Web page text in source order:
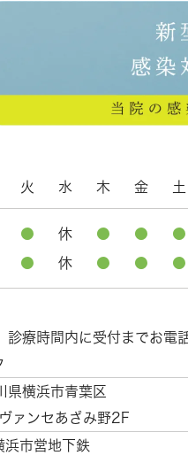
火 水 木 金 土
● 休 ● ● ●
● 休 ● ● ●
療時間内に受付までお電
県横浜市青葉区
ァンセあざみ野2F
浜市営地下鉄